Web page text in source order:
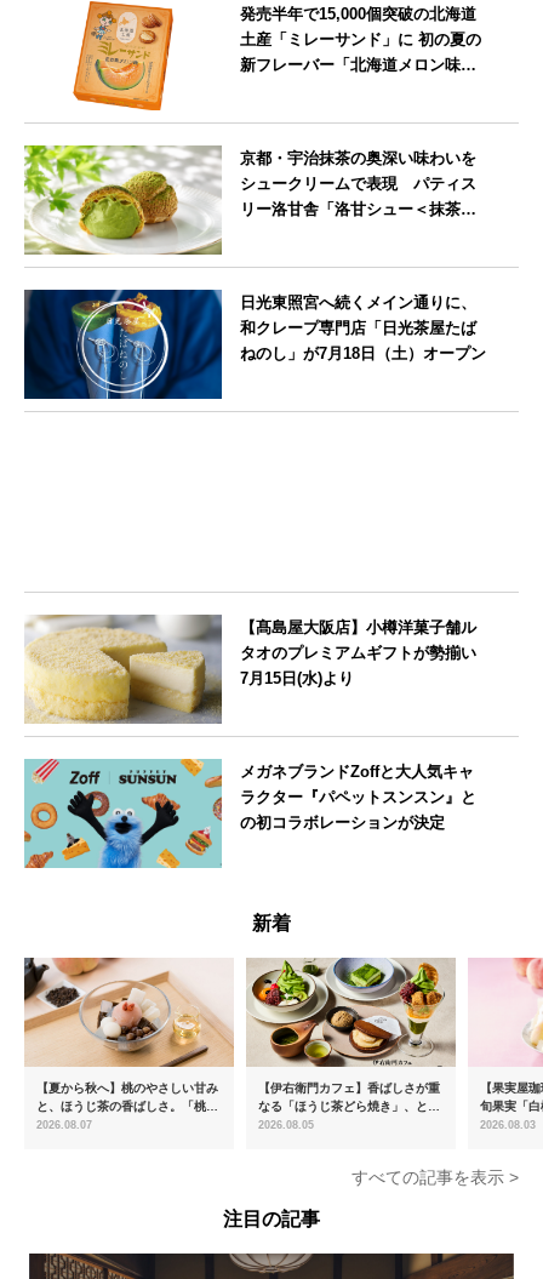
発売半年で15,000個突破の北海道
土産「ミレーサンド」に 初の夏の
新フレーバー「北海道メロン味」
京都・宇治抹茶の奥深い味わいを
シュークリームで表現 パティス
リー洛甘舎「洛甘シュー＜抹茶
日光東照宮へ続くメイン通りに、
和クレープ専門店「日光茶屋たば
ねのし」が7月18日（土）オープン
【髙島屋大阪店】小樽洋菓子舗ル
タオのプレミアムギフトが勢揃い
7月15日(水)より
メガネブランドZoffと大人気キャ
ラクター『パペットスンスン』と
の初コラボレーションが決定
新着
【夏から秋へ】桃のやさしい甘み
と、ほうじ茶の香ばしさ。「桃と
ほうじ茶のあんみつ」を8月中旬
2026.08.07
【伊右衛門カフェ】香ばしさが重
なる「ほうじ茶どら焼き」、とろ
ける「宇治抹茶ティラミス」が新
2026.08.05
【果実屋
旬果実「
限定販売
2026.08.03
すべての記事を表示 >
注目の記事